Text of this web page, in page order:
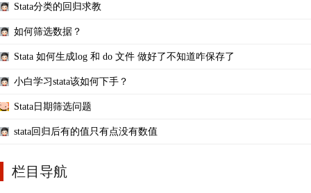
Stata分类的回归求教
如何筛选数据？
Stata 如何生成log 和 do 文件 做好了不知道咋保存了
小白学习stata该如何下手？
Stata日期筛选问题
stata回归后有的值只有点没有数值
栏目导航